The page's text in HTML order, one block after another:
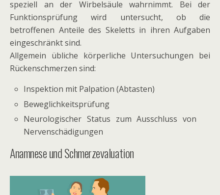
speziell an der Wirbelsäule wahrnimmt. Bei der
Funktionsprüfung wird untersucht, ob die
betroffenen Anteile des Skeletts in ihren Aufgaben
eingeschränkt sind.
Allgemein übliche körperliche Untersuchungen bei
Rückenschmerzen sind:
Inspektion mit Palpation (Abtasten)
Beweglichkeitsprüfung
Neurologischer Status zum Ausschluss von
Nervenschädigungen
Anamnese und Schmerzevaluation